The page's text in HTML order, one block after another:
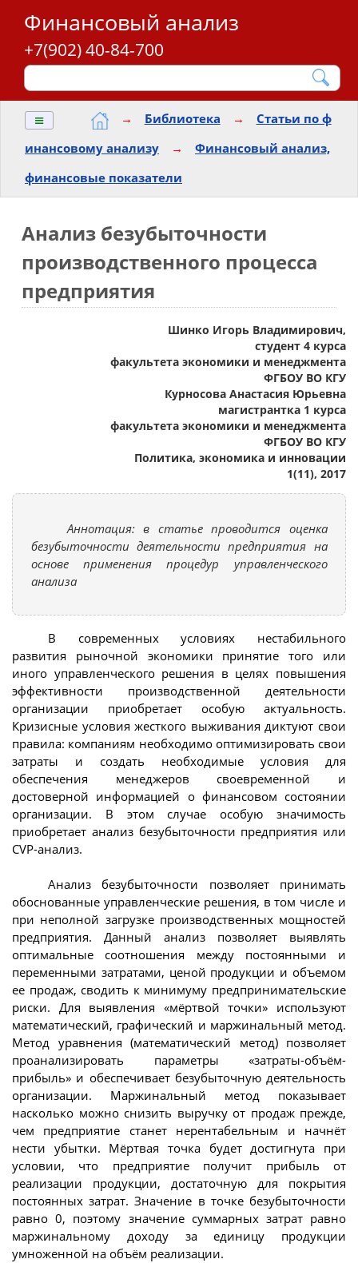
Финансовый анализ
+7(902) 40-84-700
≡ → Библиотека →
Статьи по ф
инансовому анализу
→
Финансовый анализ,
финансовые показатели
Анализ безубыточности
производственного процесса
предприятия
Шинко Игорь Владимирович,
студент 4 курса
факультета экономики и менеджмента
ФГБОУ ВО КГУ
Курносова Анастасия Юрьевна
магистрантка 1 курса
факультета экономики и менеджмента
ФГБОУ ВО КГУ
Политика, экономика и инновации
1(11), 2017
Аннотация: в статье проводится оценка
безубыточности деятельности предприятия на
основе применения процедур управленческого
анализа
В современных условиях нестабильного
развития рыночной экономики принятие того или
иного управленческого решения в целях повышения
эффективности производственной деятельности
организации приобретает особую актуальность.
Кризисные условия жесткого выживания диктуют свои
правила: компаниям необходимо оптимизировать свои
затраты и создать необходимые условия для
обеспечения менеджеров своевременной и
достоверной информацией о финансовом состоянии
организации. В этом случае особую значимость
приобретает анализ безубыточности предприятия или
CVP-анализ.
Анализ безубыточности позволяет принимать
обоснованные управленческие решения, в том числе и
при неполной загрузке производственных мощностей
предприятия. Данный анализ позволяет выявлять
оптимальные соотношения между постоянными и
переменными затратами, ценой продукции и объемом
ее продаж, сводить к минимуму предпринимательские
риски. Для выявления «мёртвой точки» используют
математический, графический и маржинальный метод.
Метод уравнения (математический метод) позволяет
проанализировать параметры «затраты-объём-
прибыль» и обеспечивает безубыточную деятельность
организации. Маржинальный метод показывает
насколько можно снизить выручку от продаж прежде,
чем предприятие станет нерентабельным и начнёт
нести убытки. Мёртвая точка будет достигнута при
условии, что предприятие получит прибыль от
реализации продукции, достаточную для покрытия
постоянных затрат. Значение в точке безубыточности
равно 0, поэтому значение суммарных затрат равно
маржинальному доходу за единицу продукции
умноженной на объём реализации.